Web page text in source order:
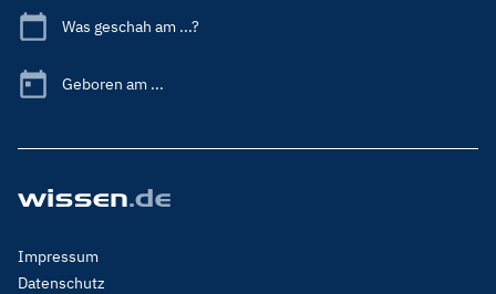
Was geschah am ...?
Geboren am ...
Footer
Menu
Impressum
Datenschutz